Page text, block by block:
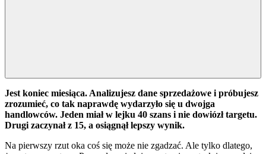
Jest koniec miesiąca. Analizujesz dane sprzedażowe i próbujesz
zrozumieć, co tak naprawdę wydarzyło się u dwojga
handlowców. Jeden miał w lejku 40 szans i nie dowiózł targetu.
Drugi zaczynał z 15, a osiągnął lepszy wynik.
Na pierwszy rzut oka coś się może nie zgadzać. Ale tylko dlatego,